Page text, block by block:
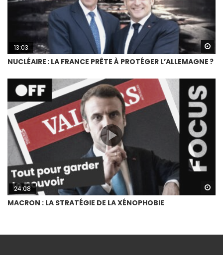
13:03
NUCLÉAIRE : LA FRANCE PRÊTE À PROTÉGER L’ALLEMAGNE ?
24:08
MACRON : LA STRATÉGIE DE LA XÉNOPHOBIE